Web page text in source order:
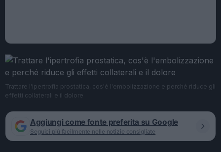
Trattare l'ipertrofia prostatica, cos'è l'embolizzazione e perché riduce gli
effetti collaterali e il dolore
Aggiungi come fonte preferita su Google
Seguici più facilmente nelle notizie consigliate